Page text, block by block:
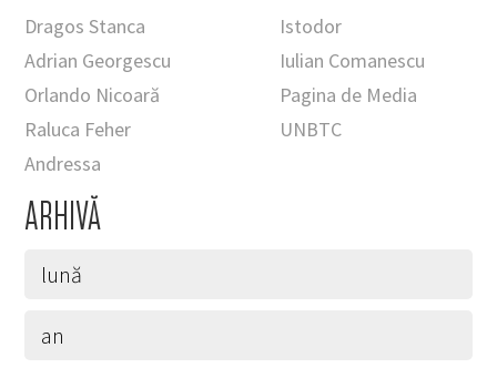
Dragos Stanca
Istodor
Adrian Georgescu
Iulian Comanescu
Orlando Nicoară
Pagina de Media
Raluca Feher
UNBTC
Andressa
ARHIVĂ